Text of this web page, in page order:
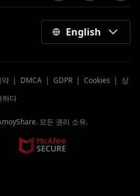
English
약| DMCA| GDPR| Cookies | 상
하다
모든 권리 소유.